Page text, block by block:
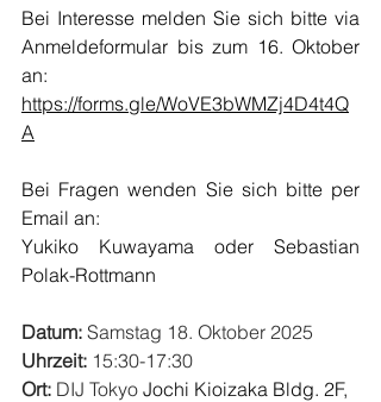
Bei Interesse melden Sie sich bitte via
Anmeldeformular bis zum 16. Oktober
an:
https://forms.gle/WoVE3bWMZj4D4t4Q
A
Bei Fragen wenden Sie sich bitte per
Email an:
Yukiko Kuwayama oder Sebastian
Polak-Rottmann
Datum: Samstag 18. Oktober 2025
Uhrzeit: 15:30-17:30
Ort: DIJ Tokyo Jochi Kioizaka Bldg. 2F,